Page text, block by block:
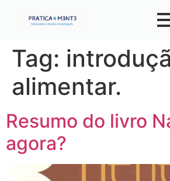
Tag:
alimentar.
Resumo do livro
agora?